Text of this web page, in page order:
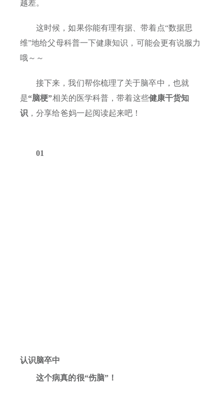
越差。
这时候，如果你能有理有据、带着点“数据思
维”地给父母科普一下健康知识，可能会更有说服力
哦～～
接下来，我们帮你梳理了关于脑卒中，也就
是“脑梗”相关的医学科普，带着这些健康干货知
识 ，分享给爸妈一起阅读起来吧！
01
认识脑卒中
这个病真的很“伤脑”！